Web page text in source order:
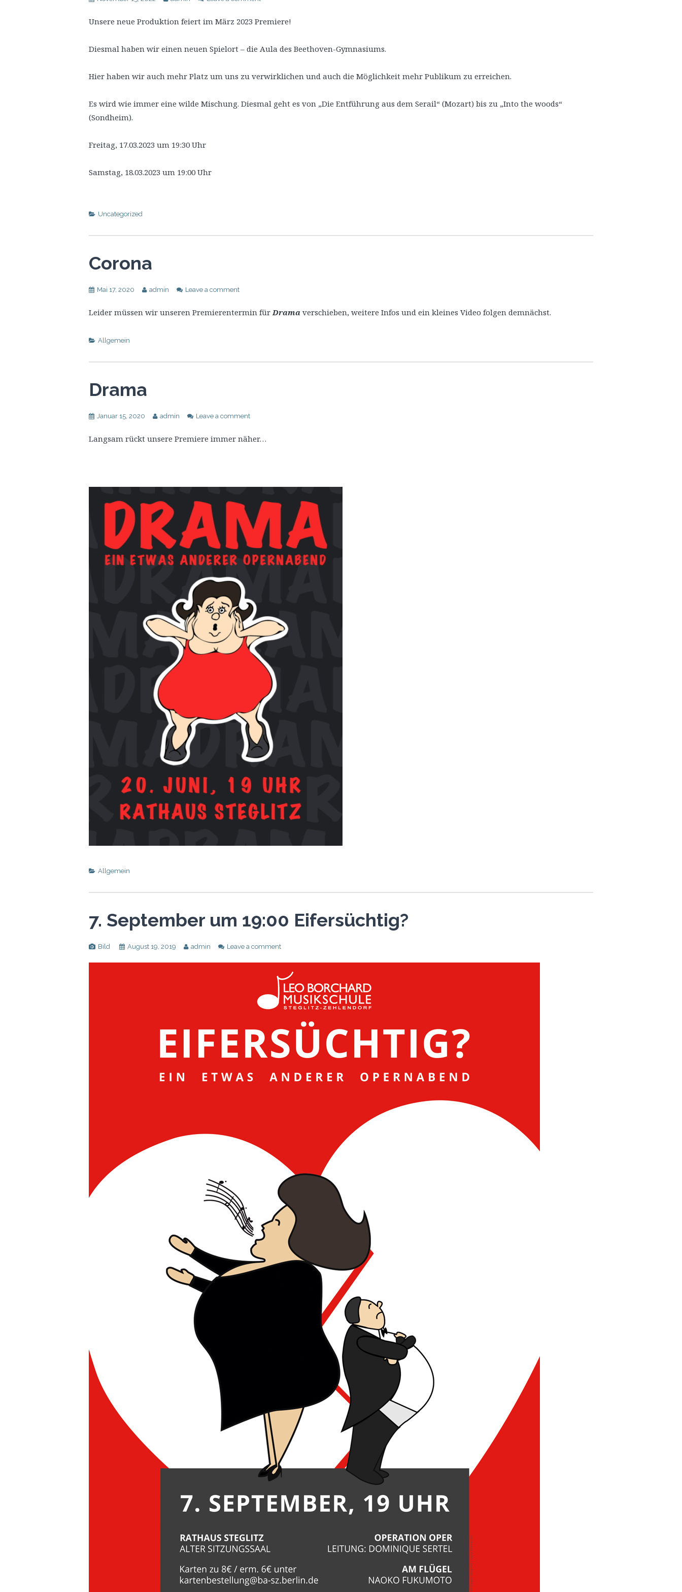
Unsere neue Produktion feiert im März 2023 Premiere!
Diesmal haben wir einen neuen Spielort – die Aula des Beethoven-Gymnasiums.
Hier haben wir auch mehr Platz um uns zu verwirklichen und auch die Möglichkeit mehr Publikum zu erreichen.
Es wird wie immer eine wilde Mischung. Diesmal geht es von „Die Entführung aus dem Serail“ (Mozart) bis zu „Into the woods“
(Sondheim).
Freitag, 17.03.2023 um 19:30 Uhr
Samstag, 18.03.2023 um 19:00 Uhr
Uncategorized
Corona
Mai 17, 2020 admin Leave a comment
Leider müssen wir unseren Premierentermin fürDrama verschieben, weitere Infos und ein kleines Video folgen demnächst.
Allgemein
Drama
Januar 15, 2020 admin Leave a comment
Langsam rückt unsere Premiere immer näher…
Allgemein
7. September um 19:00 Eifersüchtig?
Bild August 19, 2019 admin Leave a comment